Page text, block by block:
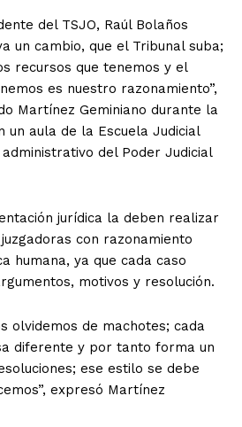
del TSJO, Raúl Bolaños
un cambio, que el Tribunal suba;
recursos que tenemos y el
es nuestro razonamiento”,
Martínez Geminiano durante la
un aula de la Escuela Judicial
del Poder Judicial
jurídica la deben realizar
con razonamiento
humana, ya que cada caso
motivos y resolución.
olvidemos de machotes; cada
diferente y por tanto forma un
ese estilo se debe
expresó Martínez